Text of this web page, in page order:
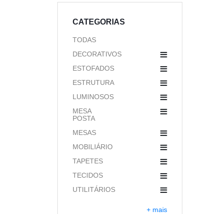
CATEGORIAS
TODAS
DECORATIVOS
ESTOFADOS
ESTRUTURA
LUMINOSOS
MESA
POSTA
MESAS
MOBILIÁRIO
TAPETES
TECIDOS
UTILITÁRIOS
+ mais